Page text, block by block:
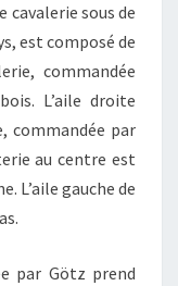
cavalerie sous de
est composé de
commandée
L’aile droite
commandée par
au centre est
L’aile gauche de
par Götz prend